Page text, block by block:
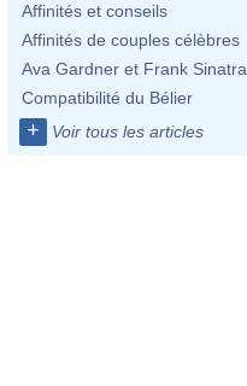
Affinités et conseils
Affinités de couples célèbres
Ava Gardner et Frank Sinatra
Compatibilité du Bélier
+ Voir tous les articles